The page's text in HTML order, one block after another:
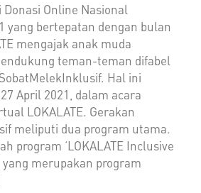
Online Nasional
yang bertepatan dengan bulan
mengajak anak muda
teman-teman difabel
Hal ini
April 2021, dalam acara
LOKALATE. Gerakan
meliputi dua program utama.
program ‘LOKALATE Inclusive
yang merupakan program